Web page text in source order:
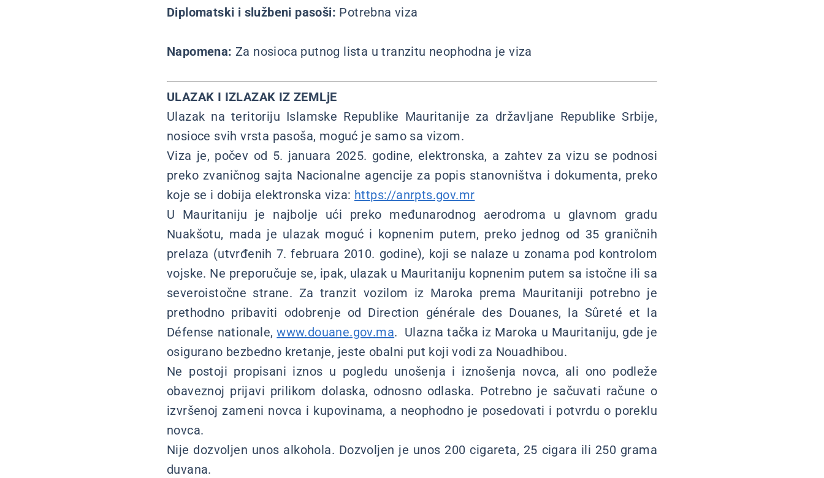
Diplomatski i službeni pasoši: Potrebna viza
Napomena: Za nosioca putnog lista u tranzitu neophodna je viza
ULAZAK I IZLAZAK IZ ZEMLjE
Ulazak na teritoriju Islamske Republike Mauritanije za državljane Republike Srbije,
nosioce svih vrsta pasoša, moguć je samo sa vizom.
Viza je, počev od 5. januara 2025. godine, elektronska, a zahtev za vizu se podnosi
preko zvaničnog sajta Nacionalne agencije za popis stanovništva i dokumenta, preko
koje se i dobija elektronska viza: https://anrpts.gov.mr
U Mauritaniju je najbolje ući preko međunarodnog aerodroma u glavnom gradu
Nuakšotu, mada je ulazak moguć i kopnenim putem, preko jednog od 35 graničnih
prelaza (utvrđenih 7. februara 2010. godine), koji se nalaze u zonama pod kontrolom
vojske. Ne preporučuje se, ipak, ulazak u Mauritaniju kopnenim putem sa istočne ili sa
severoistočne strane. Za tranzit vozilom iz Maroka prema Mauritaniji potrebno je
prethodno pribaviti odobrenje od Direction générale des Douanes, la Sûreté et la
Défense nationale,www.douane.gov.ma. Ulazna tačka iz Maroka u Mauritaniju, gde je
osigurano bezbedno kretanje, jeste obalni put koji vodi za Nouadhibou.
Ne postoji propisani iznos u pogledu unošenja i iznošenja novca, ali ono podleže
obaveznoj prijavi prilikom dolaska, odnosno odlaska. Potrebno je sačuvati račune o
izvršenoj zameni novca i kupovinama, a neophodno je posedovati i potvrdu o poreklu
novca.
Nije dozvoljen unos alkohola. Dozvoljen je unos 200 cigareta, 25 cigara ili 250 grama
duvana.